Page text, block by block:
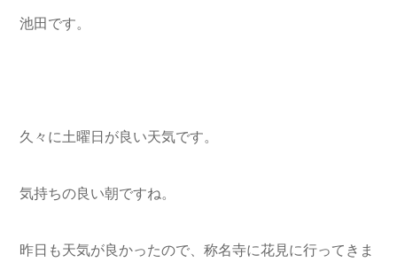
池田です。
久々に土曜日が良い天気です。
気持ちの良い朝ですね。
昨日も天気が良かったので、称名寺に花見に行ってきま